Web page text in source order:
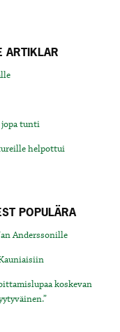
ARTIKLAR
tunti
helpottui
POPULÄRA
Anderssonille
koskevan